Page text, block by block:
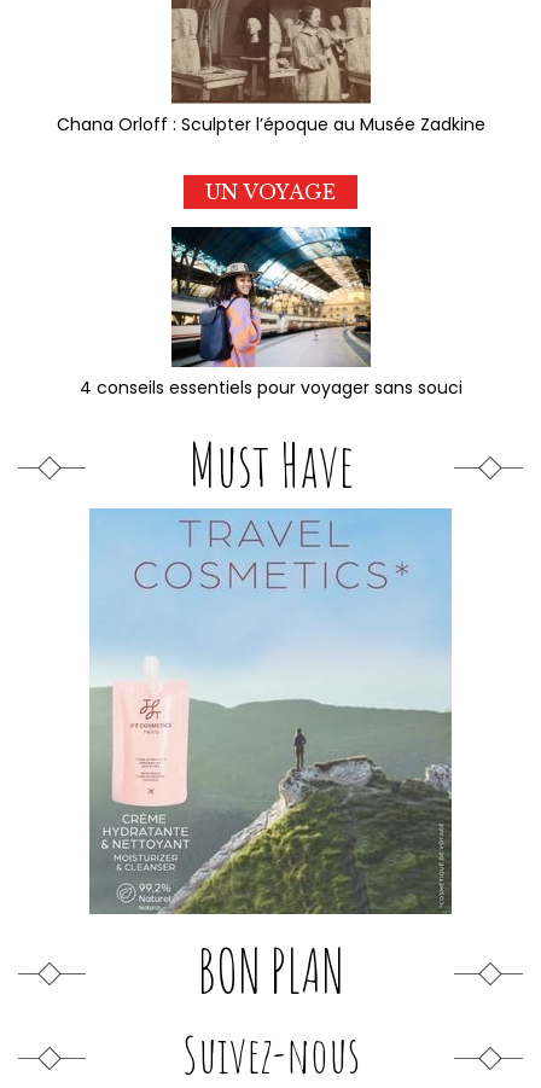
Chana Orloff : Sculpter l’époque au Musée Zadkine
UN VOYAGE
4 conseils essentiels pour voyager sans souci
Must Have
BON PLAN
Suivez-nous